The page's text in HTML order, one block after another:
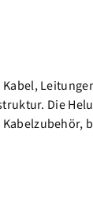
Die